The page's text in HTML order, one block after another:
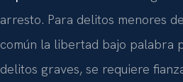
arresto. Para delitos menores
común la libertad bajo palabra
delitos graves, se requiere